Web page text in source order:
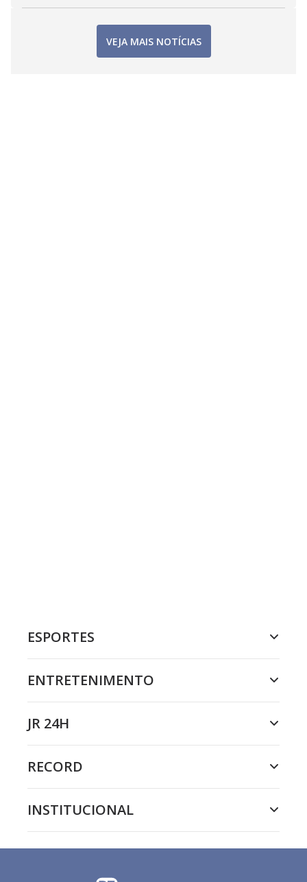
VEJA MAIS NOTÍCIAS
ESPORTES
ENTRETENIMENTO
JR 24H
RECORD
INSTITUCIONAL